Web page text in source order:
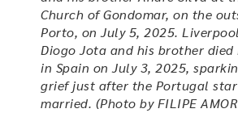
Church of Gondomar, on the
Porto, on July 5, 2025.
Diogo Jota and his brother died
in Spain on July 3, 2025,
grief just after the Portugal
married. (Photo by FILIPE